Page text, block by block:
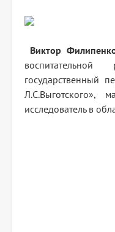
Виктор
государственный
Л.С.Выготского»,
исследователь в